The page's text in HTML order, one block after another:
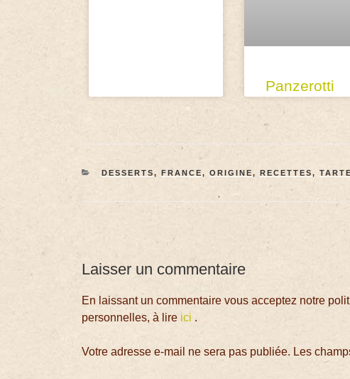
Panzerotti
DESSERTS, FRANCE, ORIGINE, RECETTES,
Laisser un commentaire
En laissant un commentaire vous acceptez notre
personnelles, à lire ici .
Votre adresse e-mail ne sera pas publiée. Les